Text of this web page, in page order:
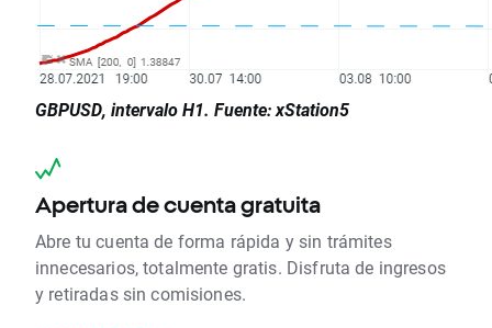
GBPUSD, intervalo H1. Fuente: xStation5
Apertura de cuenta gratuita
Abre tu cuenta de forma rápida y sin trámites
innecesarios, totalmente gratis. Disfruta de ingresos
y retiradas sin comisiones.